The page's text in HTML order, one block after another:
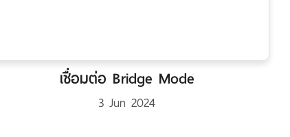
เชื่อมต่อ Bridge Mode
3 Jun 2024